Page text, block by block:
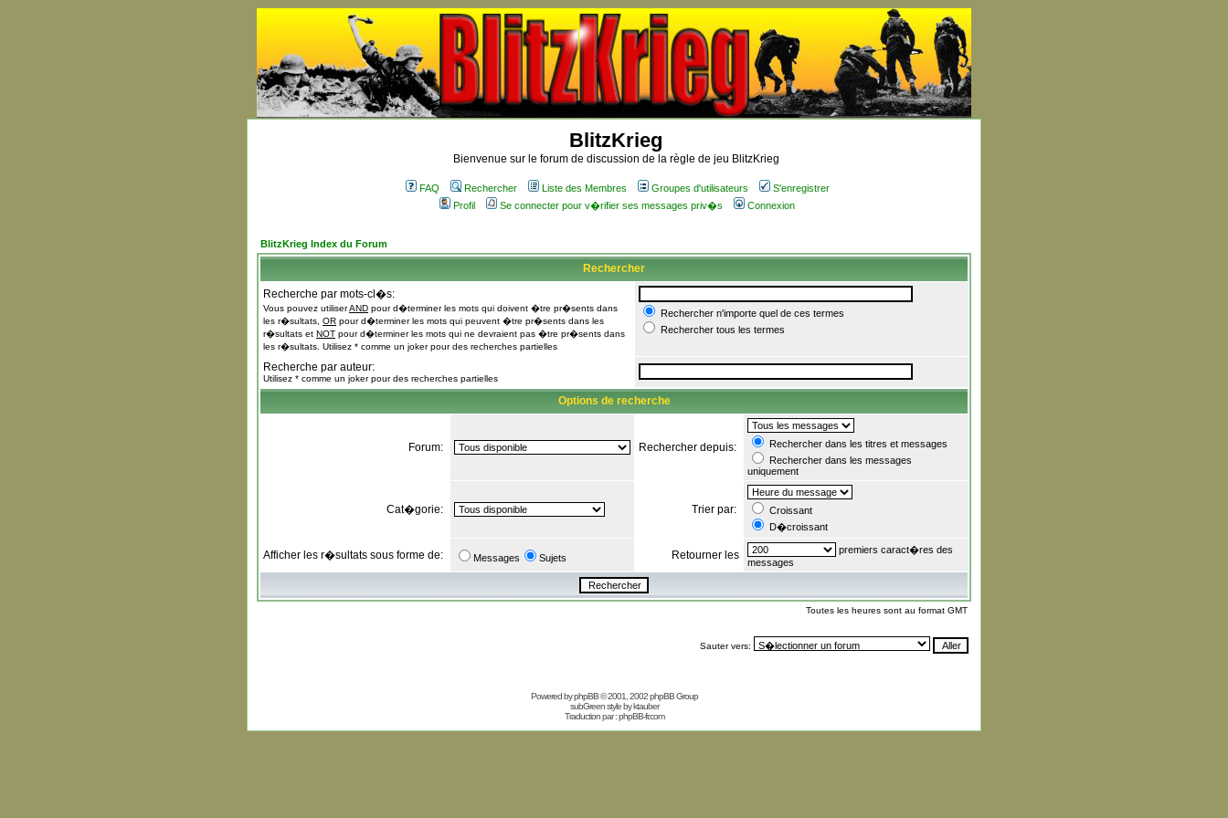
BlitzKrieg
Bienvenue sur le forum de discussion de la règle de jeu BlitzKrieg
FAQ Rechercher Liste des Membres Groupes d'utilisateurs
S'enregistrer
Profil
Se connecter pour v�rifier ses messages priv�s Connexion
BlitzKrieg Index du Forum
Rechercher
Recherche par mots-cl�s:
Vous pouvez utiliserAND pour d�terminer les mots qui doivent �tre pr�sents dans
les r�sultats, OR pour d�terminer les mots qui peuvent �tre pr�sents dans les
r�sultats et NOT pour d�terminer les mots qui ne devraient pas �tre pr�sents dans
les r�sultats. Utilisez * comme un joker pour des recherches partielles
Rechercher n'importe quel de ces termes
Rechercher tous les termes
Recherche par auteur:
Utilisez * comme un joker pour des recherches partielles
Options de recherche
Forum: Rechercher depuis:
Rechercher dans les titres et messages
Rechercher dans les messages
uniquement
Cat�gorie: Trier par:
Croissant
D�croissant
Afficher les r�sultats sous forme de: Messages Sujets Retourner les
premiers caract�res des
messages
Toutes les heures sont au format GMT
Sauter vers:
Powered byphpBB© 2001, 2002 phpBB Group
subGreen style byktauber
Traduction par :phpBB-fr.com